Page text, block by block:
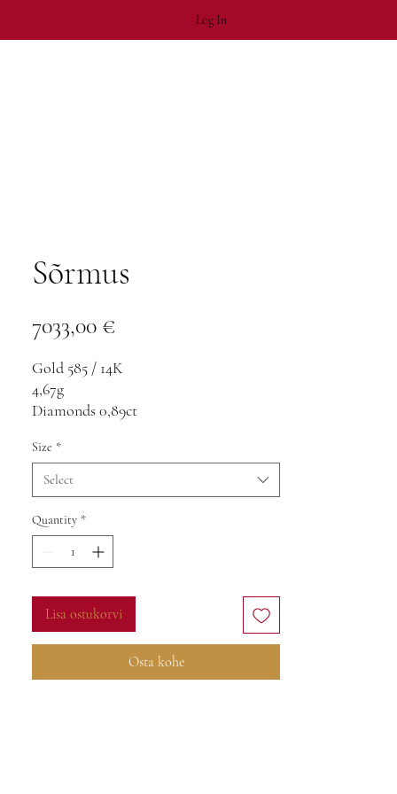
Log In
Sõrmus
7033,00 €
Gold 585 / 14K
4,67g
Diamonds 0,89ct
F
Size *
Select
Quantity *
Lisa ostukorvi
Osta kohe